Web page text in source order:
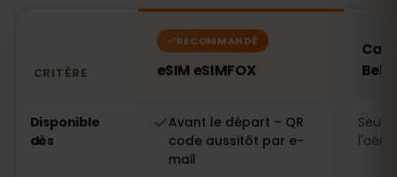
CRITÈRE
RECOMMANDÉ
eSIM eSIMFOX
Disponible
dès
Avant le départ – QR
code aussitôt par e-
mail